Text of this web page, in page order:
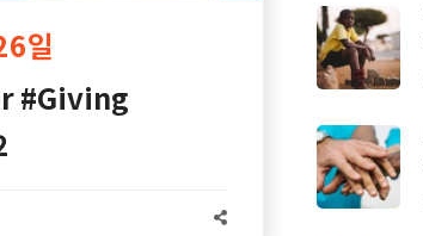
일
#Giving